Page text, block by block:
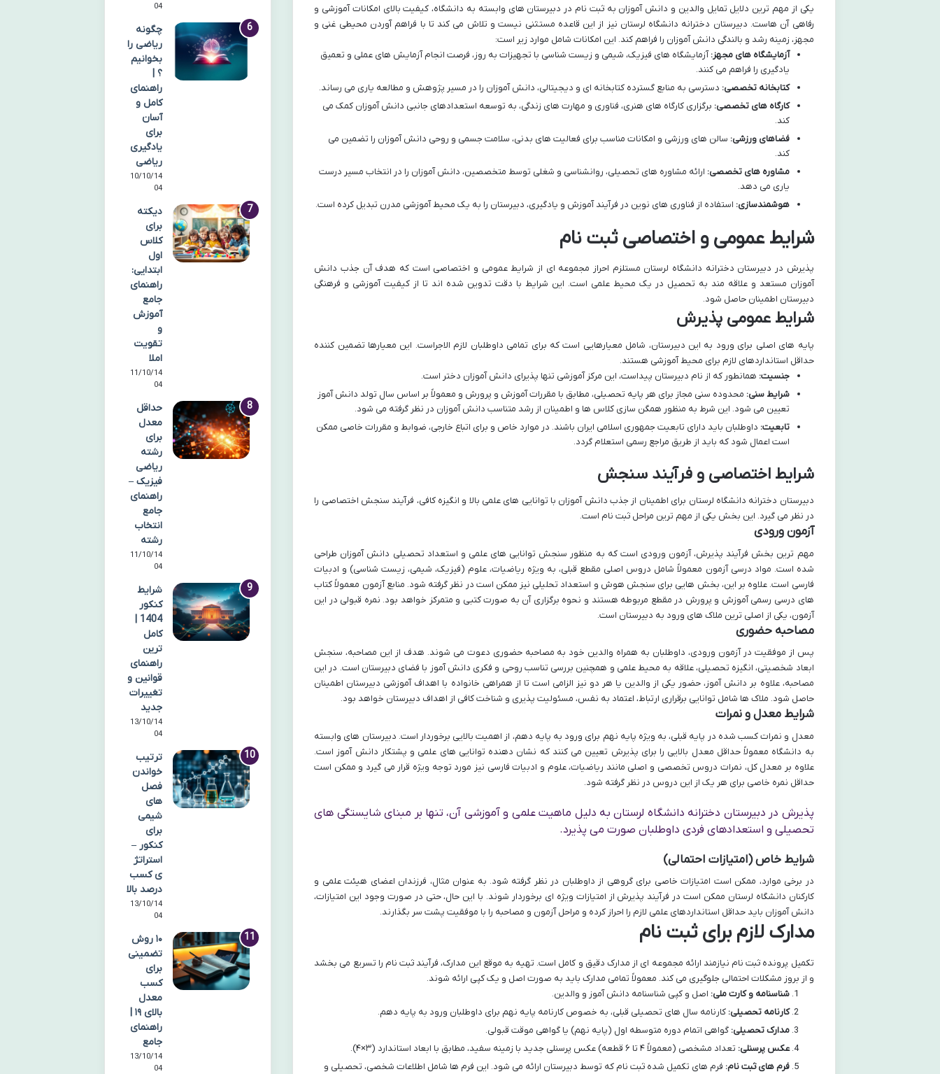
یکی از مهم ترین دلایل تمایل والدین و دانش آموزان به ثبت نام در دبیرستان های وابسته به دانشگاه، کیفیت بالای امکانات آموزشی و
رفاهی آن هاست. دبیرستان دخترانه دانشگاه لرستان نیز از این قاعده مستثنی نیست و تلاش می کند تا با فراهم آوردن محیطی غنی و
مجهز، زمینه رشد و بالندگی دانش آموزان را فراهم کند. این امکانات شامل موارد زیر است:
آزمایشگاه های مجهز:آزمایشگاه های فیزیک، شیمی و زیست شناسی با تجهیزات به روز، فرصت انجام آزمایش های عملی و تعمیق
یادگیری را فراهم می کنند.
کتابخانه تخصصی: دسترسی به منابع گسترده کتابخانه ای و دیجیتالی، دانش آموزان را در مسیر پژوهش و مطالعه یاری می رساند.
کارگاه های تخصصی: برگزاری کارگاه های هنری، فناوری و مهارت های زندگی، به توسعه استعدادهای جانبی دانش آموزان کمک می
کند.
فضاهای ورزشی: سالن های ورزشی و امکانات مناسب برای فعالیت های بدنی، سلامت جسمی و روحی دانش آموزان را تضمین می
کند.
مشاوره های تخصصی: ارائه مشاوره های تحصیلی، روانشناسی و شغلی توسط متخصصین، دانش آموزان را در انتخاب مسیر درست
یاری می دهد.
هوشمندسازی: استفاده از فناوری های نوین در فرآیند آموزش و یادگیری، دبیرستان را به یک محیط آموزشی مدرن تبدیل کرده است.
شرایط عمومی و اختصاصی ثبت نام
پذیرش در دبیرستان دخترانه دانشگاه لرستان مستلزم احراز مجموعه ای از شرایط عمومی و اختصاصی است که هدف آن جذب دانش
آموزان مستعد و علاقه مند به تحصیل در یک محیط علمی است. این شرایط با دقت تدوین شده اند تا از کیفیت آموزشی و فرهنگی
دبیرستان اطمینان حاصل شود.
شرایط عمومی پذیرش
پایه های اصلی برای ورود به این دبیرستان، شامل معیارهایی است که برای تمامی داوطلبان لازم الاجراست. این معیارها تضمین کننده
حداقل استانداردهای لازم برای محیط آموزشی هستند.
جنسیت: همانطور که از نام دبیرستان پیداست، این مرکز آموزشی تنها پذیرای دانش آموزان دختر است.
شرایط سنی: محدوده سنی مجاز برای هر پایه تحصیلی، مطابق با مقررات آموزش و پرورش و معمولاً بر اساس سال تولد دانش آموز
تعیین می شود. این شرط به منظور همگن سازی کلاس ها و اطمینان از رشد متناسب دانش آموزان در نظر گرفته می شود.
تابعیت: داوطلبان باید دارای تابعیت جمهوری اسلامی ایران باشند. در موارد خاص و برای اتباع خارجی، ضوابط و مقررات خاصی ممکن
است اعمال شود که باید از طریق مراجع رسمی استعلام گردد.
شرایط اختصاصی و فرآیند سنجش
دبیرستان دخترانه دانشگاه لرستان برای اطمینان از جذب دانش آموزان با توانایی های علمی بالا و انگیزه کافی، فرآیند سنجش اختصاصی را
در نظر می گیرد. این بخش یکی از مهم ترین مراحل ثبت نام است.
آزمون ورودی
مهم ترین بخش فرآیند پذیرش، آزمون ورودی است که به منظور سنجش توانایی های علمی و استعداد تحصیلی دانش آموزان طراحی
شده است. مواد درسی آزمون معمولاً شامل دروس اصلی مقطع قبلی، به ویژه ریاضیات، علوم (فیزیک، شیمی، زیست شناسی) و ادبیات
فارسی است. علاوه بر این، بخش هایی برای سنجش هوش و استعداد تحلیلی نیز ممکن است در نظر گرفته شود. منابع آزمون معمولاً کتاب
های درسی رسمی آموزش و پرورش در مقطع مربوطه هستند و نحوه برگزاری آن به صورت کتبی و متمرکز خواهد بود. نمره قبولی در این
آزمون، یکی از اصلی ترین ملاک های ورود به دبیرستان است.
مصاحبه حضوری
پس از موفقیت در آزمون ورودی، داوطلبان به همراه والدین خود به مصاحبه حضوری دعوت می شوند. هدف از این مصاحبه، سنجش
ابعاد شخصیتی، انگیزه تحصیلی، علاقه به محیط علمی و همچنین بررسی تناسب روحی و فکری دانش آموز با فضای دبیرستان است. در این
مصاحبه، علاوه بر دانش آموز، حضور یکی از والدین یا هر دو نیز الزامی است تا از همراهی خانواده با اهداف آموزشی دبیرستان اطمینان
حاصل شود. ملاک ها شامل توانایی برقراری ارتباط، اعتماد به نفس، مسئولیت پذیری و شناخت کافی از اهداف دبیرستان خواهد بود.
شرایط معدل و نمرات
معدل و نمرات کسب شده در پایه قبلی، به ویژه پایه نهم برای ورود به پایه دهم، از اهمیت بالایی برخوردار است. دبیرستان های وابسته
به دانشگاه معمولاً حداقل معدل بالایی را برای پذیرش تعیین می کنند که نشان دهنده توانایی های علمی و پشتکار دانش آموز است.
علاوه بر معدل کل، نمرات دروس تخصصی و اصلی مانند ریاضیات، علوم و ادبیات فارسی نیز مورد توجه ویژه قرار می گیرد و ممکن است
حداقل نمره خاصی برای هر یک از این دروس در نظر گرفته شود.
پذیرش در دبیرستان دخترانه دانشگاه لرستان به دلیل ماهیت علمی و آموزشی آن، تنها بر مبنای شایستگی های
تحصیلی و استعدادهای فردی داوطلبان صورت می پذیرد.
شرایط خاص (امتیازات احتمالی)
در برخی موارد، ممکن است امتیازات خاصی برای گروهی از داوطلبان در نظر گرفته شود. به عنوان مثال، فرزندان اعضای هیئت علمی و
کارکنان دانشگاه لرستان ممکن است در فرآیند پذیرش از امتیازات ویژه ای برخوردار شوند. با این حال، حتی در صورت وجود این امتیازات،
دانش آموزان باید حداقل استانداردهای علمی لازم را احراز کرده و مراحل آزمون و مصاحبه را با موفقیت پشت سر بگذارند.
مدارک لازم برای ثبت نام
تکمیل پرونده ثبت نام نیازمند ارائه مجموعه ای از مدارک دقیق و کامل است. تهیه به موقع این مدارک، فرآیند ثبت نام را تسریع می بخشد
و از بروز مشکلات احتمالی جلوگیری می کند. معمولاً تمامی مدارک باید به صورت اصل و یک کپی ارائه شوند.
شناسنامه و کارت ملی: اصل و کپی شناسنامه دانش آموز و والدین.
کارنامه تحصیلی: کارنامه سال های تحصیلی قبلی، به خصوص کارنامه پایه نهم برای داوطلبان ورود به پایه دهم.
مدارک تحصیلی: گواهی اتمام دوره متوسطه اول (پایه نهم) یا گواهی موقت قبولی.
عکس پرسنلی: تعداد مشخصی (معمولاً ۴ تا ۶ قطعه) عکس پرسنلی جدید با زمینه سفید، مطابق با ابعاد استاندارد (۳×۴).
فرم های ثبت نام: فرم های تکمیل شده ثبت نام که توسط دبیرستان ارائه می شود. این فرم ها شامل اطلاعات شخصی، تحصیلی و
04
چگونه
ریاضی را
بخوانیم
؟ |
راهنمای
کامل و
آسان
برای
یادگیری
ریاضی
10/10/14
04
دیکته
برای
کلاس
اول
ابتدایی:
راهنمای
جامع
آموزش
و
تقویت
املا
11/10/14
04
حداقل
معدل
برای
رشته
ریاضی
فیزیک –
راهنمای
جامع
انتخاب
رشته
11/10/14
04
شرایط
کنکور
1404 |
کامل
ترین
راهنمای
قوانین و
تغییرات
جدید
13/10/14
04
ترتیب
خواندن
فصل
های
شیمی
برای
کنکور –
استراتژ
ی کسب
درصد بالا
13/10/14
04
۱۰ روش
تضمینی
برای
کسب
معدل
بالای ۱۹ |
راهنمای
جامع
13/10/14
04